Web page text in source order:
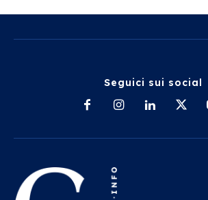
Seguici sui social